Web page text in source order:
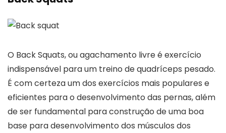
O Back Squats, ou agachamento livre é exercício
indispensável para um treino de quadríceps pesado.
É com certeza um dos exercícios mais populares e
eficientes para o desenvolvimento das pernas, além
de ser fundamental para construção de uma boa
base para desenvolvimento dos músculos dos